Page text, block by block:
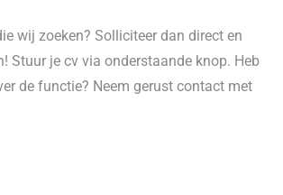
wij zoeken? Solliciteer dan direct en
Stuur je cv via onderstaande knop. Heb
de functie? Neem gerust contact met